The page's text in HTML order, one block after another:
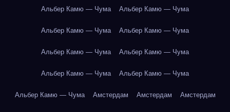
Альбер Камю — Чума Альбер Камю — Чума
Альбер Камю — Чума Альбер Камю — Чума
Альбер Камю — Чума Альбер Камю — Чума
Альбер Камю — Чума Альбер Камю — Чума
Альбер Камю — Чума Амстердам Амстердам Амстердам